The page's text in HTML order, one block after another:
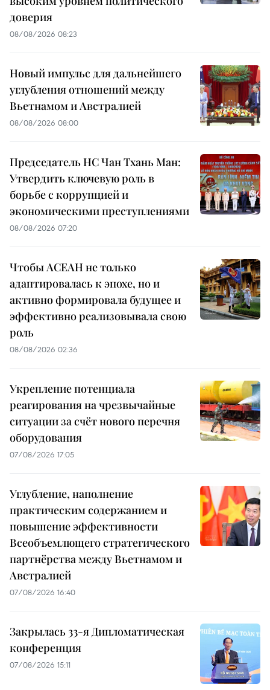
доверия
08/08/2026 08:23
Новый импульс для дальнейшего
углубления отношений между
Вьетнамом и Австралией
08/08/2026 08:00
Председатель НС Чан Тхань Ман:
Утвердить ключевую роль в
борьбе с коррупцией и
экономическими преступлениями
08/08/2026 07:20
Чтобы АСЕАН не только
адаптировалась к эпохе, но и
активно формировала будущее и
эффективно реализовывала свою
роль
08/08/2026 02:36
Укрепление потенциала
реагирования на чрезвычайные
ситуации за счёт нового перечня
оборудования
07/08/2026 17:05
Углубление, наполнение
практическим содержанием и
повышение эффективности
Всеобъемлющего стратегического
партнёрства между Вьетнамом и
Австралией
07/08/2026 16:40
Закрылась 33-я Дипломатическая
конференция
07/08/2026 15:11